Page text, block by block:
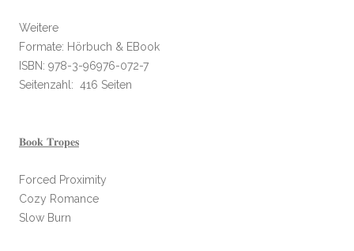
Weitere
Formate: Hörbuch & EBook
ISBN: 978-3-96976-072-7
Seitenzahl: 416 Seiten
𝐁𝐨𝐨𝐤 𝐓𝐫𝐨𝐩𝐞𝐬
Forced Proximity
Cozy Romance
Slow Burn